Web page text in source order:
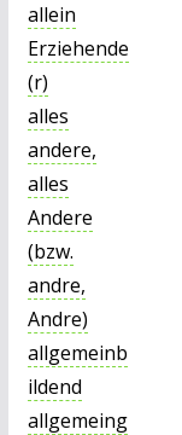
allein
Erziehende
(r)
alles
andere,
alles
Andere
(bzw.
andre,
Andre)
allgemeinb
ildend
allgemeing